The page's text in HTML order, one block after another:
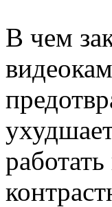
В чем